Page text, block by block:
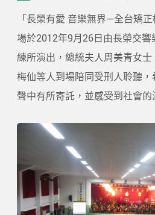
「長榮有愛 音樂無界—全台矯
場於2012年9月26日由長榮交
練所演出，總統夫人周美青女
梅仙等人到場陪同受刑人聆聽
聲中有所寄託，並感受到社會的